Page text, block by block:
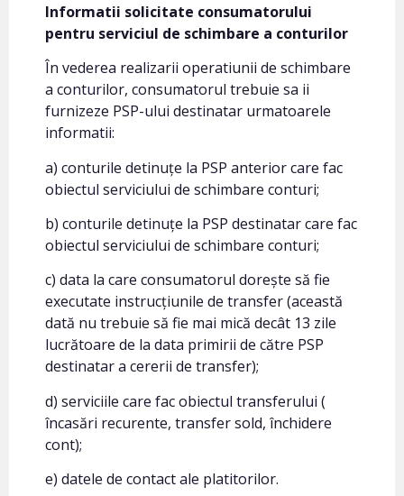
Informatii solicitate consumatorului
pentru serviciul de schimbare a conturilor
În vederea realizarii operatiunii de schimbare
a conturilor, consumatorul trebuie sa ii
furnizeze PSP-ului destinatar urmatoarele
informatii:
a) conturile detinuțe la PSP anterior care fac
obiectul serviciului de schimbare conturi;
b) conturile detinuțe la PSP destinatar care fac
obiectul serviciului de schimbare conturi;
c) data la care consumatorul dorește să fie
executate instrucțiunile de transfer (această
dată nu trebuie să fie mai mică decât 13 zile
lucrătoare de la data primirii de către PSP
destinatar a cererii de transfer);
d) serviciile care fac obiectul transferului (
încasări recurente, transfer sold, închidere
cont);
e) datele de contact ale platitorilor.